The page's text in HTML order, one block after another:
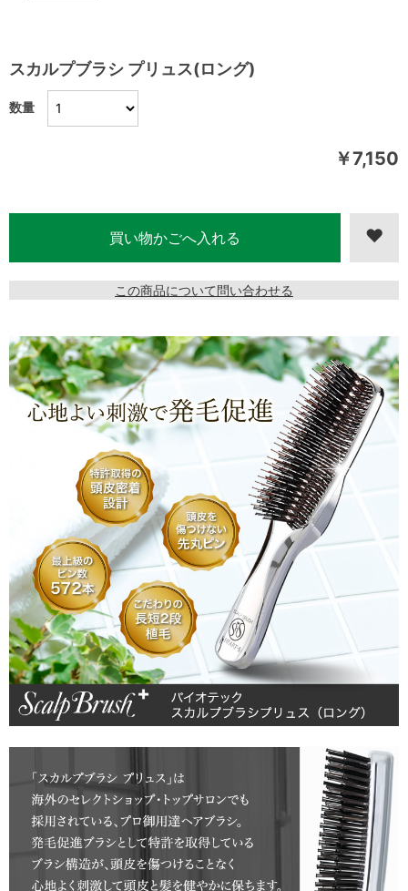
スカルプブラシ プリュス(ロング)
￥7,150
数量
この商品について問い合わせる